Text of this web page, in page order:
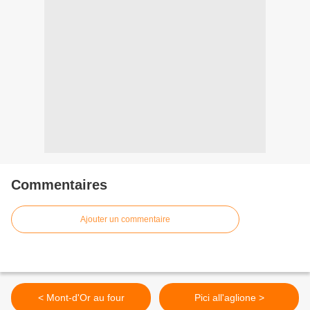
Commentaires
Ajouter un commentaire
< Mont-d'Or au four Pici all'aglione >